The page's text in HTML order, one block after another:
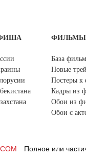
ФИЛЬМЫ
База
Новые
Постеры к
Кадры из
Обои из
Обои с
Полное или